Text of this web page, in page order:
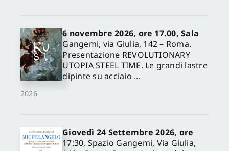
2026
6 novembre 2026, ore 17.00, Sala
Gangemi, via Giulia, 142 – Roma.
Presentazione REVOLUTIONARY
UTOPIA STEEL TIME. Le grandi lastre
dipinte su acciaio ...
Giovedì 24 Settembre 2026, ore
17:30, Spazio Gangemi, Via Giulia,